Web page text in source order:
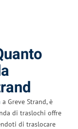
a Greve Strand, è
di traslochi offre
di traslocare